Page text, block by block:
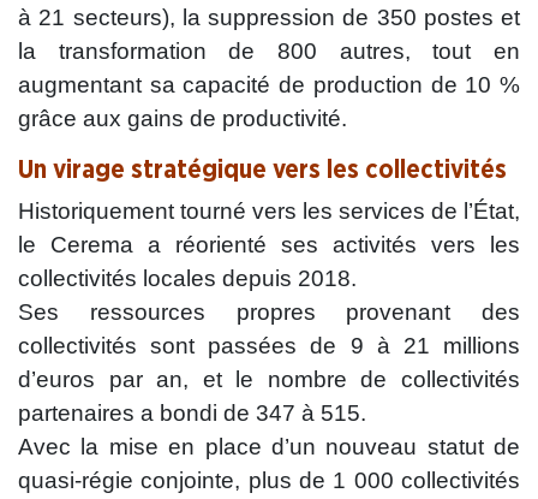
à 21 secteurs), la suppression de 350 postes et
la transformation de 800 autres, tout en
augmentant sa capacité de production de 10 %
grâce aux gains de productivité.
Un virage stratégique vers les collectivités
Historiquement tourné vers les services de l’État,
le Cerema a réorienté ses activités vers les
collectivités locales depuis 2018.
Ses ressources propres provenant des
collectivités sont passées de 9 à 21 millions
d’euros par an, et le nombre de collectivités
partenaires a bondi de 347 à 515.
Avec la mise en place d’un nouveau statut de
quasi-régie conjointe, plus de 1 000 collectivités